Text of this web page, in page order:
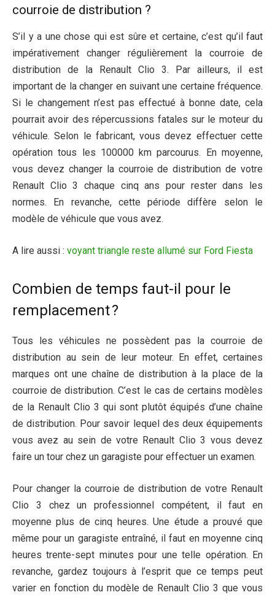
courroie de distribution ?
S’il y a une chose qui est sûre et certaine, c’est qu’il faut
impérativement changer régulièrement la courroie de
distribution de la Renault Clio 3. Par ailleurs, il est
important de la changer en suivant une certaine fréquence.
Si le changement n’est pas effectué à bonne date, cela
pourrait avoir des répercussions fatales sur le moteur du
véhicule. Selon le fabricant, vous devez effectuer cette
opération tous les 100000 km parcourus. En moyenne,
vous devez changer la courroie de distribution de votre
Renault Clio 3 chaque cinq ans pour rester dans les
normes. En revanche, cette période diffère selon le
modèle de véhicule que vous avez.
A lire aussi : voyant triangle reste allumé sur Ford Fiesta
Combien de temps faut-il pour le
remplacement ?
Tous les véhicules ne possèdent pas la courroie de
distribution au sein de leur moteur. En effet, certaines
marques ont une chaîne de distribution à la place de la
courroie de distribution. C’est le cas de certains modèles
de la Renault Clio 3 qui sont plutôt équipés d’une chaîne
de distribution. Pour savoir lequel des deux équipements
vous avez au sein de votre Renault Clio 3 vous devez
faire un tour chez un garagiste pour effectuer un examen.
Pour changer la courroie de distribution de votre Renault
Clio 3 chez un professionnel compétent, il faut en
moyenne plus de cinq heures. Une étude a prouvé que
même pour un garagiste entraîné, il faut en moyenne cinq
heures trente-sept minutes pour une telle opération. En
revanche, gardez toujours à l’esprit que ce temps peut
varier en fonction du modèle de Renault Clio 3 que vous